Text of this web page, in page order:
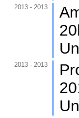
2013 - 2013
2013 - 2013